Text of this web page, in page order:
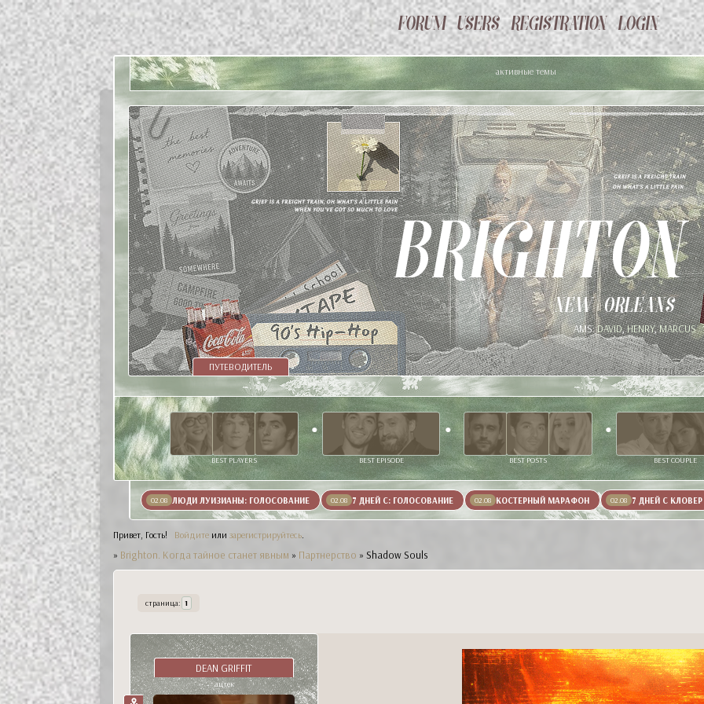
ПУТЕВОДИТЕЛЬ
AMS:DAVID,HENRY,MARCUS
BEST PLAYERS BEST EPISODE BEST POSTS BEST COUPLE
активные темы
02.08 ЛЮДИ ЛУИЗИАНЫ: ГОЛОСОВАНИЕ 02.08 7 ДНЕЙ С: ГОЛОСОВАНИЕ 02.08 КОСТЕРНЫЙ МАРАФОН 02.08 7 ДНЕЙ С КЛОВЕР
Привет, Гость! Войдите или зарегистрируйтесь.
» Brighton. Когда тайное станет явным » Партнерство » Shadow Souls
страница: 1
DEAN GRIFFIT
ацтек